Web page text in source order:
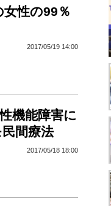
性の99％
2017/05/19 14:00
機能障害に
間療法
2017/05/18 18:00